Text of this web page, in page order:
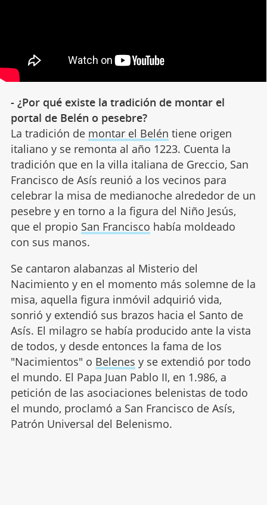
- ¿Por qué existe la tradición de montar el
portal de Belén o pesebre?
La tradición de montar el Belén tiene origen
italiano y se remonta al año 1223. Cuenta la
tradición que en la villa italiana de Greccio, San
Francisco de Asís reunió a los vecinos para
celebrar la misa de medianoche alrededor de un
pesebre y en torno a la figura del Niño Jesús,
que el propio San Francisco había moldeado
con sus manos.
Se cantaron alabanzas al Misterio del
Nacimiento y en el momento más solemne de la
misa, aquella figura inmóvil adquirió vida,
sonrió y extendió sus brazos hacia el Santo de
Asís. El milagro se había producido ante la vista
de todos, y desde entonces la fama de los
"Nacimientos" o Belenes y se extendió por todo
el mundo. El Papa Juan Pablo II, en 1.986, a
petición de las asociaciones belenistas de todo
el mundo, proclamó a San Francisco de Asís,
Patrón Universal del Belenismo.